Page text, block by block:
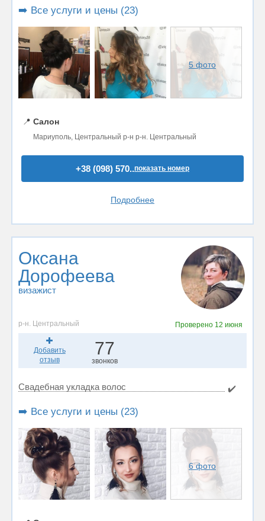
➡️ Все услуги и цены (23)
5 фото
📍 Салон
Мариуполь, Центральный р-н р-н. Центральный
+38 (098) 570..показать номер
Подробнее
Оксана
Дорофеева
визажист
р-н. Центральный Проверено 12 июня
Добавить
отзыв
77
звонков
Свадебная укладка волос ✔️
➡️ Все услуги и цены (23)
6 фото